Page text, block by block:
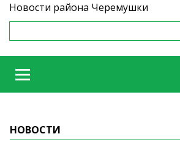
Новости района Черемушки
НОВОСТИ